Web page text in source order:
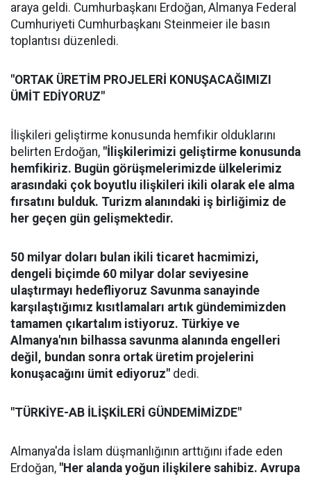
araya geldi. Cumhurbaşkanı Erdoğan, Almanya Federal
Cumhuriyeti Cumhurbaşkanı Steinmeier ile basın
toplantısı düzenledi.
"ORTAK ÜRETİM PROJELERİ KONUŞACAĞIMIZI
ÜMİT EDİYORUZ"
İlişkileri geliştirme konusunda hemfikir olduklarını
belirten Erdoğan, "İlişkilerimizi geliştirme konusunda
hemfikiriz. Bugün görüşmelerimizde ülkelerimiz
arasındaki çok boyutlu ilişkileri ikili olarak ele alma
fırsatını bulduk. Turizm alanındaki iş birliğimiz de
her geçen gün gelişmektedir.
50 milyar doları bulan ikili ticaret hacmimizi,
dengeli biçimde 60 milyar dolar seviyesine
ulaştırmayı hedefliyoruz Savunma sanayinde
karşılaştığımız kısıtlamaları artık gündemimizden
tamamen çıkartalım istiyoruz. Türkiye ve
Almanya'nın bilhassa savunma alanında engelleri
değil, bundan sonra ortak üretim projelerini
konuşacağını ümit ediyoruz" dedi.
"TÜRKİYE-AB İLİŞKİLERİ GÜNDEMİMİZDE"
Almanya'da İslam düşmanlığının arttığını ifade eden
Erdoğan, "Her alanda yoğun ilişkilere sahibiz. Avrupa